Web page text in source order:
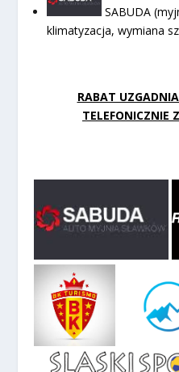
SABUDA
klimatyzacja, wymiana
RABAT
TELEFONICZNIE